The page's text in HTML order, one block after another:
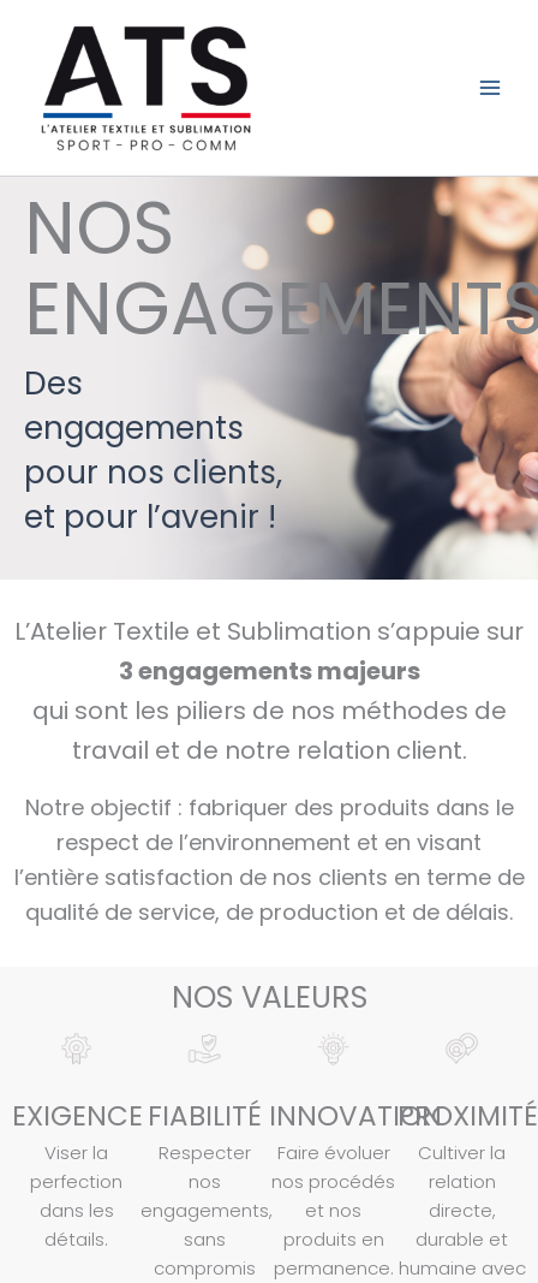
contenu
NOS
Des
engagements
pour nos clients,
et pour l’avenir !
L’Atelier Textile et Sublimation s’appuie sur
3 engagements majeurs
qui sont les piliers de nos méthodes de
travail et de notre relation client.
Notre objectif : fabriquer des produits dans le
respect de l’environnement et en visant
l’entière satisfaction de nos clients en terme de
qualité de service, de production et de délais.
NOS VALEURS
EXIGENCE
Viser la
perfection
dans les
détails.
FIABILITÉ
Respecter
nos
engagements,
sans
compromis
INNOVATION
Faire évoluer
nos procédés
et nos
produits en
permanence.
PROXIMITÉ
Cultiver la
relation
directe,
durable et
humaine avec